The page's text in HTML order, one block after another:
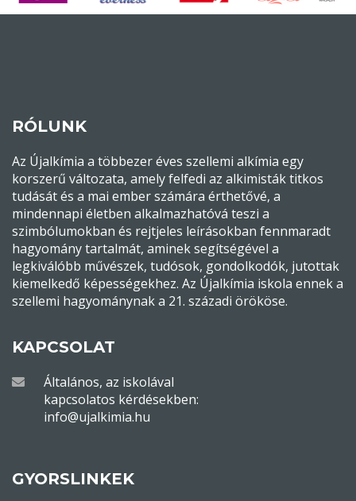
RÓLUNK
Az Újalkímia a többezer éves szellemi alkímia egy
korszerű változata, amely felfedi az alkimisták titkos
tudását és a mai ember számára érthetővé, a
mindennapi életben alkalmazhatóvá teszi a
szimbólumokban és rejtjeles leírásokban fennmaradt
hagyomány tartalmát, aminek segítségével a
legkiválóbb művészek, tudósok, gondolkodók, jutottak
kiemelkedő képességekhez. Az Újalkímia iskola ennek a
szellemi hagyománynak a 21. századi örököse.
KAPCSOLAT
Általános, az iskolával
kapcsolatos kérdésekben:
info@ujalkimia.hu
GYORSLINKEK